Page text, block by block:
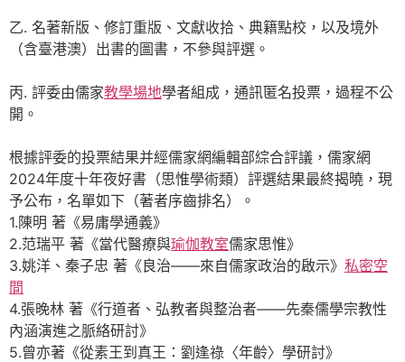
乙. 名著新版、修訂重版、文獻收拾、典籍點校，以及境外
（含臺港澳）出書的圖書，不參與評選。
丙. 評委由儒家教學場地學者組成，通訊匿名投票，過程不公
開。
根據評委的投票結果并經儒家網編輯部綜合評議，儒家網
2024年度十年夜好書（思惟學術類）評選結果最終揭曉，現
予公布，名單如下（著者序齒排名）。
1.陳明 著《易庸學通義》
2.范瑞平 著《當代醫療與瑜伽教室儒家思惟》
3.姚洋、秦子忠 著《良治——來自儒家政治的啟示》 私密空
間
4.張晚林 著《行道者、弘教者與整治者——先秦儒學宗教性
內涵演進之脈絡研討》
5.曾亦著《從素王到真王：劉逢祿〈年齡〉學研討》